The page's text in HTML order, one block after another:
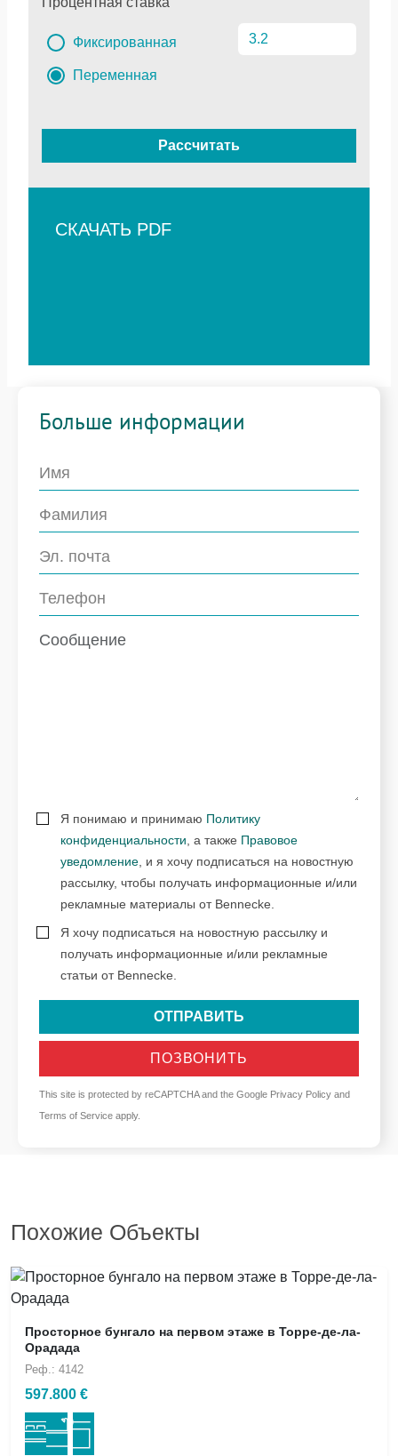
Фиксированная
Переменная
Рассчитать
СКАЧАТЬ PDF
Больше информации
Я понимаю и принимаю Политику
конфиденциальности , а также Правовое
уведомление , и я хочу подписаться на новостную
рассылку, чтобы получать информационные и/или
рекламные материалы от Bennecke.
Я хочу подписаться на новостную рассылку и
получать информационные и/или рекламные
статьи от Bennecke.
ОТПРАВИТЬ
ПОЗВОНИТЬ
This site is protected by reCAPTCHA and the Google Privacy Policy and
Terms of Service apply.
Похожие Объекты
Просторное бунгало на первом этаже в Торре-де-ла-
Орадада
Реф.: 4142
597.800 €